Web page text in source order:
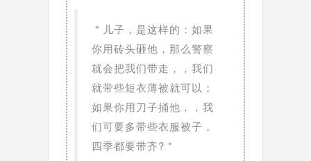
＂儿子，是这样的：如果
你用砖头砸他，那么警察
就会把我们带走，，我们
就带些短衣薄被就可以；
如果你用刀子捅他，，我
们可要多带些衣服被子，
四季都要带齐?＂